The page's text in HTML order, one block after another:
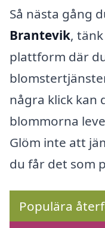
Så nästa gång
Brantevik,
plattform där
några klick kan
blommorna
Glöm inte att
du får det som
Populära